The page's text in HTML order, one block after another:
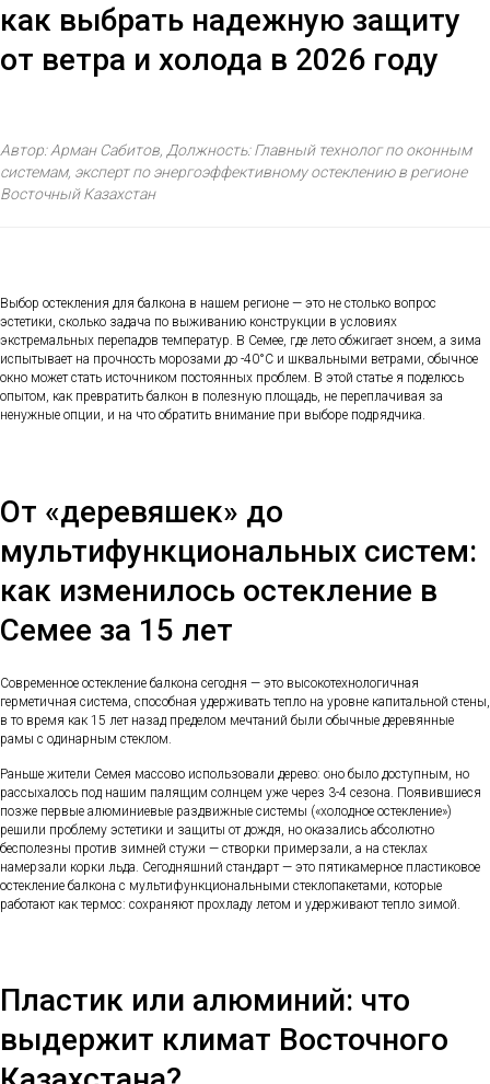
как выбрать надежную защиту
от ветра и холода в 2026 году
Автор: Арман Сабитов, Должность: Главный технолог по оконным
системам, эксперт по энергоэффективному остеклению в регионе
Восточный Казахстан
Выбор остекления для балкона в нашем регионе — это не столько вопрос
эстетики, сколько задача по выживанию конструкции в условиях
экстремальных перепадов температур. В Семее, где лето обжигает зноем, а зима
испытывает на прочность морозами до -40°C и шквальными ветрами, обычное
окно может стать источником постоянных проблем. В этой статье я поделюсь
опытом, как превратить балкон в полезную площадь, не переплачивая за
ненужные опции, и на что обратить внимание при выборе подрядчика.
От «деревяшек» до
мультифункциональных систем:
как изменилось остекление в
Семее за 15 лет
Современное остекление балкона сегодня — это высокотехнологичная
герметичная система, способная удерживать тепло на уровне капитальной стены,
в то время как 15 лет назад пределом мечтаний были обычные деревянные
рамы с одинарным стеклом.
Раньше жители Семея массово использовали дерево: оно было доступным, но
рассыхалось под нашим палящим солнцем уже через 3-4 сезона. Появившиеся
позже первые алюминиевые раздвижные системы («холодное остекление»)
решили проблему эстетики и защиты от дождя, но оказались абсолютно
бесполезны против зимней стужи — створки примерзали, а на стеклах
намерзали корки льда. Сегодняшний стандарт — это пятикамерное пластиковое
остекление балкона с мультифункциональными стеклопакетами, которые
работают как термос: сохраняют прохладу летом и удерживают тепло зимой.
Пластик или алюминий: что
выдержит климат Восточного